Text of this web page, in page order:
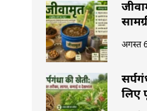
अगस्त
लिए